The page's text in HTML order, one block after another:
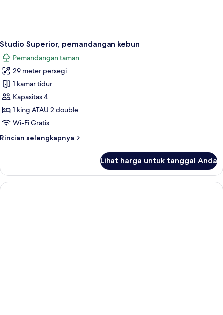
Studio Superior, pemandangan kebun
Pemandangan taman
29 meter persegi
1 kamar tidur
Kapasitas 4
1 king ATAU 2 double
Wi-Fi Gratis
Rincian selengkapnya
Rincian
Studio
Superior,
pemandangan
Lihat harga untuk tanggal Anda